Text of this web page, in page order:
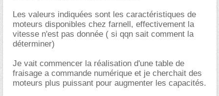
Les valeurs indiquées sont les caractéristiques de
moteurs disponibles chez farnell, effectivement la
vitesse n'est pas donnée ( si qqn sait comment la
déterminer)
Je vait commencer la réalisation d'une table de
fraisage a commande numérique et je cherchait des
moteurs plus puissant pour augmenter les capacités.